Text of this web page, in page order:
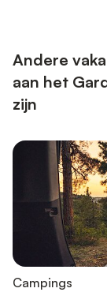
uur), een...
Andere
aan het
zijn
Campings